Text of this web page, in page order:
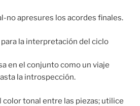
no apresures los acordes finales.
la interpretación del ciclo
en el conjunto como un viaje
la introspección.
color tonal entre las piezas; utilice